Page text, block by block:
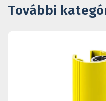
További